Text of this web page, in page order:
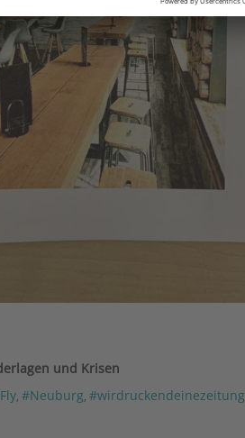
und Krisen
#Neuburg #wirdruckendeinezeitung